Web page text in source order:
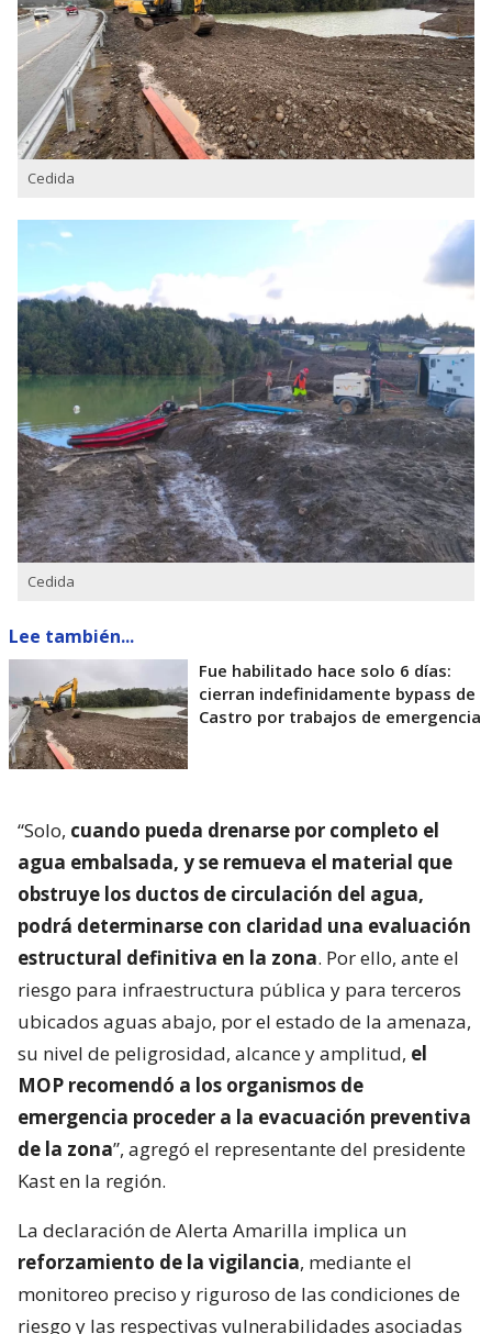
Cedida
Cedida
Lee también...
Fue habilitado hace solo 6 días:
cierran indefinidamente bypass de
Castro por trabajos de emergencia
“Solo, cuando pueda drenarse por completo el
agua embalsada, y se remueva el material que
obstruye los ductos de circulación del agua,
podrá determinarse con claridad una evaluación
estructural definitiva en la zona. Por ello, ante el
riesgo para infraestructura pública y para terceros
ubicados aguas abajo, por el estado de la amenaza,
su nivel de peligrosidad, alcance y amplitud, el
MOP recomendó a los organismos de
emergencia proceder a la evacuación preventiva
de la zona”, agregó el representante del presidente
Kast en la región.
La declaración de Alerta Amarilla implica un
reforzamiento de la vigilancia, mediante el
monitoreo preciso y riguroso de las condiciones de
riesgo y las respectivas vulnerabilidades asociadas